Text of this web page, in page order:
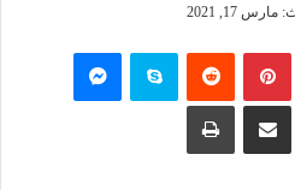
17, 2021
بينتيريست سكايب
لاين